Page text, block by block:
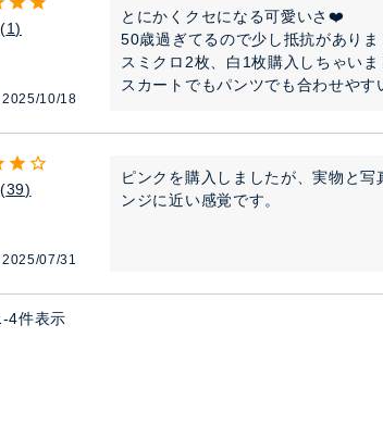
1
2025/10/18
とにかくクセになる可愛いさ❤️
50歳過ぎてるので少し抵抗があり
スミクロ2枚、白1枚購入しちゃいま
スカートでもパンツでも合わせやす
39
2025/07/31
ピンクを購入しましたが、実物と
ンジに近い感覚です。
-4件表示